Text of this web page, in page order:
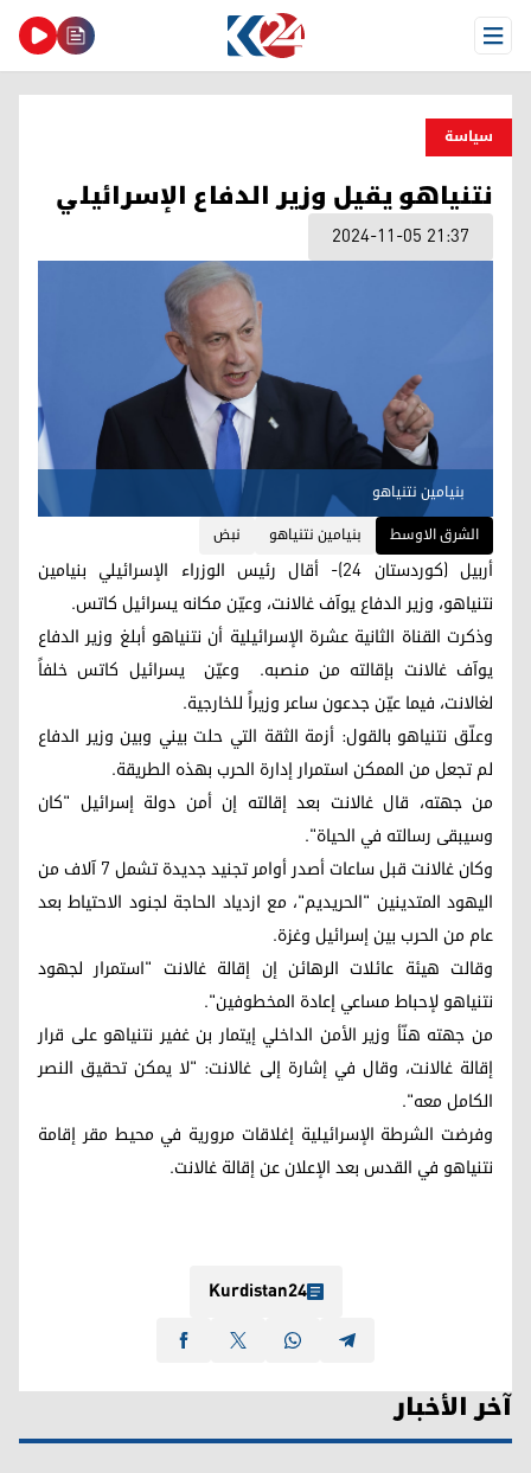
Open Menu
سیاسة
نتنياهو يقيل وزير الدفاع الإسرائيلي
2024-11-05 21:37
بنيامين نتنياهو
الشرق الاوسط
بنيامين نتنياهو نبض
أربيل (كوردستان 24)- أقال رئيس الوزراء الإسرائيلي بنيامين
نتنياهو، وزير الدفاع يوآف غالانت، وعيّن مكانه يسرائيل كاتس.
وذكرت القناة الثانية عشرة الإسرائيلية أن نتنياهو أبلغ وزير الدفاع
يوآف غالانت بإقالته من منصبه. وعيّن يسرائيل كاتس خلفاً
لغالانت، فيما عيّن جدعون ساعر وزيراً للخارجية.
وعلّق نتنياهو بالقول: أزمة الثقة التي حلت بيني وبين وزير الدفاع
لم تجعل من الممكن استمرار إدارة الحرب بهذه الطريقة.
من جهته، قال غالانت بعد إقالته إن أمن دولة إسرائيل "كان
وسيبقى رسالته في الحياة".
وكان غالانت قبل ساعات أصدر أوامر تجنيد جديدة تشمل 7 آلاف من
اليهود المتدينين "الحريديم"، مع ازدياد الحاجة لجنود الاحتياط بعد
عام من الحرب بين إسرائيل وغزة.
وقالت هيئة عائلات الرهائن إن إقالة غالانت "استمرار لجهود
نتنياهو لإحباط مساعي إعادة المخطوفين".
من جهته هنّأ وزير الأمن الداخلي إيتمار بن غفير نتنياهو على قرار
إقالة غالانت، وقال في إشارة إلى غالانت: "لا يمكن تحقيق النصر
الكامل معه".
وفرضت الشرطة الإسرائيلية إغلاقات مرورية في محيط مقر إقامة
نتنياهو في القدس بعد الإعلان عن إقالة غالانت.
Kurdistan24
آخر الأخبار